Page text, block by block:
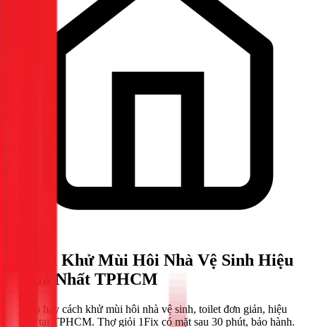
Cách Khử Mùi Hôi Nhà Vệ Sinh Hiệu
Quả Nhất TPHCM
Mẹo hay cách khử mùi hôi nhà vệ sinh, toilet đơn giản, hiệu
quả tại TPHCM. Thợ giỏi 1Fix có mặt sau 30 phút, bảo hành.